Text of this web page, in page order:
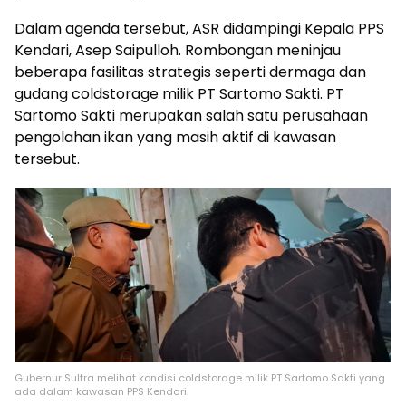
Dalam agenda tersebut, ASR didampingi Kepala PPS
Kendari, Asep Saipulloh. Rombongan meninjau
beberapa fasilitas strategis seperti dermaga dan
gudang coldstorage milik PT Sartomo Sakti. PT
Sartomo Sakti merupakan salah satu perusahaan
pengolahan ikan yang masih aktif di kawasan
tersebut.
Gubernur Sultra melihat kondisi coldstorage milik PT Sartomo Sakti yang
ada dalam kawasan PPS Kendari.